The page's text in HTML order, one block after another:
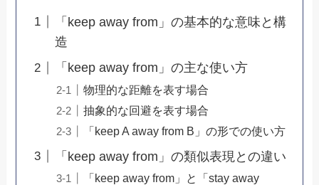
「keep away from」の基本的な意味と構
造
「keep away from」の主な使い方
物理的な距離を表す場合
抽象的な回避を表す場合
「keep A away from B」の形での使い方
「keep away from」の類似表現との違い
「keep away from」と「stay away